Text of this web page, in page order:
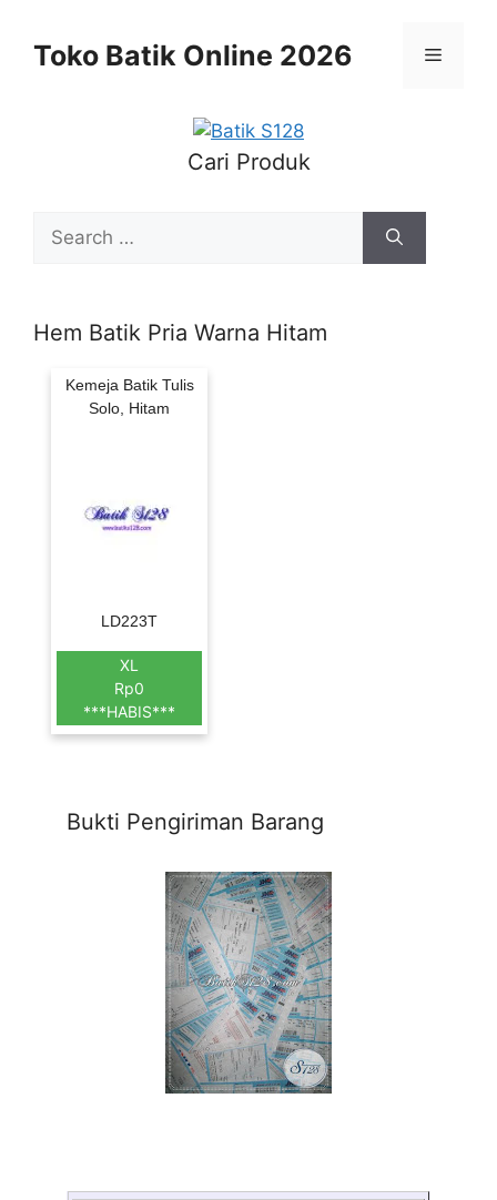
contentToko Batik Online 2026 Menu
Cari Produk
for:
Hem Batik Pria Warna Hitam
Kemeja Batik Tulis
Solo, Hitam
LD223T
XL
Rp0
***HABIS***
Bukti Pengiriman Barang